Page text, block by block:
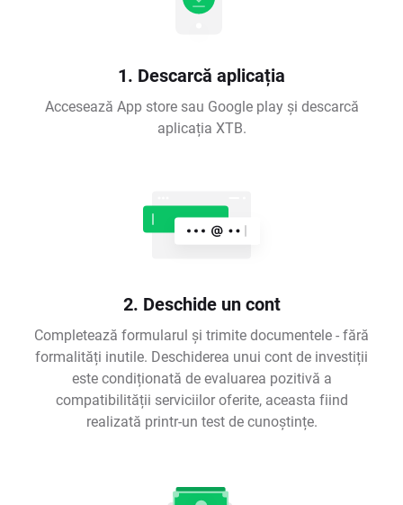
1. Descarcă aplicația
Accesează App store sau Google play și descarcă
aplicația XTB.
2. Deschide un cont
Completează formularul și trimite documentele - fără
formalități inutile. Deschiderea unui cont de investiții
este condiționată de evaluarea pozitivă a
compatibilității serviciilor oferite, aceasta fiind
realizată printr-un test de cunoștințe.